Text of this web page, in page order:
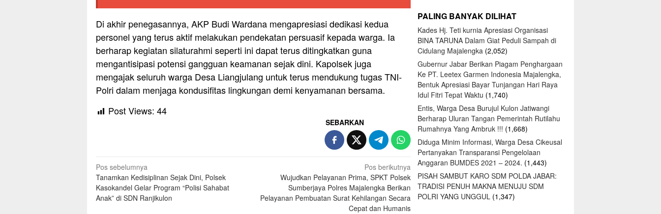
Di akhir penegasannya, AKP Budi Wardana mengapresiasi dedikasi kedua
personel yang terus aktif melakukan pendekatan persuasif kepada warga. Ia
berharap kegiatan silaturahmi seperti ini dapat terus ditingkatkan guna
mengantisipasi potensi gangguan keamanan sejak dini. Kapolsek juga
mengajak seluruh warga Desa Liangjulang untuk terus mendukung tugas TNI-
Polri dalam menjaga kondusifitas lingkungan demi kenyamanan bersama.
Post Views: 44
SEBARKAN
Navigasi
pos
Pos sebelumnya
Tanamkan Kedisiplinan Sejak Dini, Polsek
Kasokandel Gelar Program “Polisi Sahabat
Anak” di SDN Ranjikulon
Pos berikutnya
Wujudkan Pelayanan Prima, SPKT Polsek
Sumberjaya Polres Majalengka Berikan
Pelayanan Pembuatan Surat Kehilangan Secara
Cepat dan Humanis
PALING BANYAK DILIHAT
Kades Hj. Teti kurnia Apresiasi Organisasi
BINA TARUNA Dalam Giat Peduli Sampah di
Cidulang Majalengka (2,052)
Gubernur Jabar Berikan Piagam Penghargaan
Ke PT. Leetex Garmen Indonesia Majalengka,
Bentuk Apresiasi Bayar Tunjangan Hari Raya
Idul Fitri Tepat Waktu (1,740)
Entis, Warga Desa Burujul Kulon Jatiwangi
Berharap Uluran Tangan Pemerintah Rutilahu
Rumahnya Yang Ambruk !!! (1,668)
Diduga Minim Informasi, Warga Desa Cikeusal
Pertanyakan Transparansi Pengelolaan
Anggaran BUMDES 2021 – 2024. (1,443)
PISAH SAMBUT KARO SDM POLDA JABAR:
TRADISI PENUH MAKNA MENUJU SDM
POLRI YANG UNGGUL (1,347)